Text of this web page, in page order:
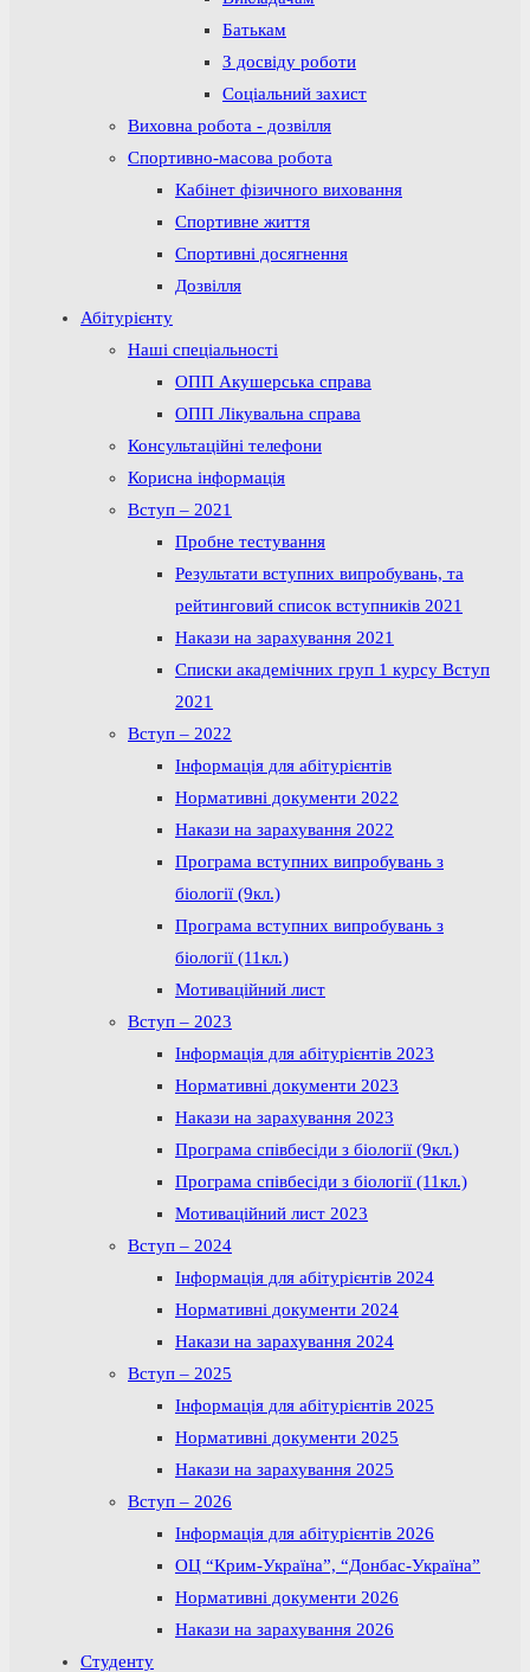
Батькам
З досвіду роботи
Соціальний захист
Виховна робота - дозвілля
Спортивно-масова робота
Кабінет фізичного виховання
Спортивне життя
Спортивні досягнення
Дозвілля
Абітурієнту
Наші спеціальності
ОПП Акушерська справа
ОПП Лікувальна справа
Консультаційні телефони
Корисна інформація
Вступ – 2021
Пробне тестування
Результати вступних випробувань, та
рейтинговий список вступників 2021
Накази на зарахування 2021
Списки академічних груп 1 курсу Вступ
2021
Вступ – 2022
Інформація для абітурієнтів
Нормативні документи 2022
Накази на зарахування 2022
Програма вступних випробувань з
біології (9кл.)
Програма вступних випробувань з
біології (11кл.)
Мотиваційний лист
Вступ – 2023
Інформація для абітурієнтів 2023
Нормативні документи 2023
Накази на зарахування 2023
Програма співбесіди з біології (9кл.)
Програма співбесіди з біології (11кл.)
Мотиваційний лист 2023
Вступ – 2024
Інформація для абітурієнтів 2024
Нормативні документи 2024
Накази на зарахування 2024
Вступ – 2025
Інформація для абітурієнтів 2025
Нормативні документи 2025
Накази на зарахування 2025
Вступ – 2026
Інформація для абітурієнтів 2026
ОЦ “Крим-Україна”, “Донбас-Україна”
Нормативні документи 2026
Накази на зарахування 2026
Студенту